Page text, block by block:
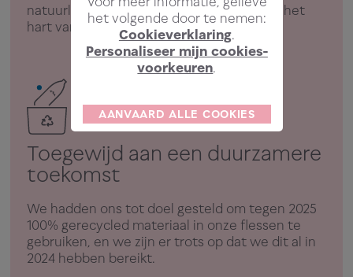
natuurlijke filtratie van meer dan 15 jaar in het
hart van de Alpen.
Toegewijd aan een duurzamere
toekomst
We hadden ons tot doel gesteld om tegen 2025
100% gerecycled materiaal in onze flessen te
gebruiken, en we zijn er trots op dat we dit al in
2024 hebben bereikt.
het volgende door te nemen:
Cookieverklaring.
Personaliseer mijn cookies-
voorkeuren.
AANVAARD ALLE COOKIES